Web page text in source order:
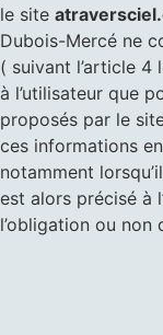
le site
Dubois-Mercé ne
( suivant l’article 4
à l’utilisateur que
proposés par le
ces informations
notamment
est alors précisé à
l’obligation ou